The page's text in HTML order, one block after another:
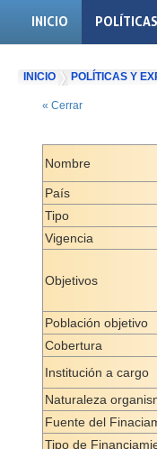
INICIO
INICIO POLÍTICAS Y
« Cerrar
Nombre
País
Tipo
Vigencia
Objetivos
Población objetivo
Cobertura
Institución a cargo
Naturaleza
Fuente del
Tipo de